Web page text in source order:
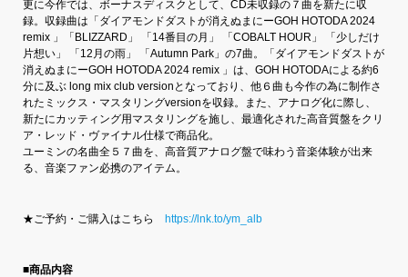
更に今作では、ボーナスディスクとして、CD未収録の７曲を新たに収
録。収録曲は「ダイアモンドダストが消えぬまにーGOH HOTODA 2024
remix 」「BLIZZARD」 「14番目の月」 「COBALT HOUR」 「少しだけ
片想い」 「12月の雨」 「Autumn Park」の7曲。「ダイアモンドダストが
消えぬまにーGOH HOTODA 2024 remix 」は、GOH HOTODAによる約6
分に及ぶ long mix club versionとなっており、他６曲も今作の為に制作さ
れたミックス・マスタリングversionを収録。また、アナログ化に際し、
新たにカッティング用マスタリングを施し、最適化された高音質盤をクリ
ア・レッド・ヴァイナル仕様で商品化。
ユーミンの名曲全５７曲を、高音質アナログ盤で味わう音楽体験が出来
る、音楽ファン必携のアイテム。
★ご予約・ご購入はこちら https://lnk.to/ym_alb
■商品内容